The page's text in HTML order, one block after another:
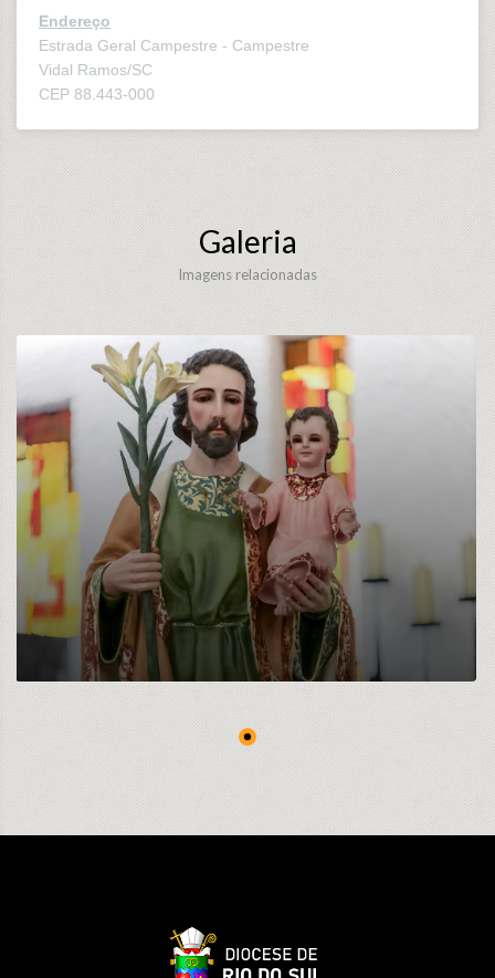
Endereço
Estrada Geral Campestre - Campestre
Vidal Ramos/SC
CEP 88.443-000
Galeria
Imagens relacionadas